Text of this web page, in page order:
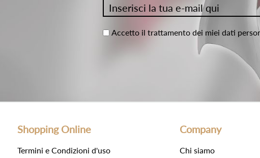
Accetto il trattamento dei miei dati
Shopping Online
Termini e Condizioni d'uso
Company
Chi siamo